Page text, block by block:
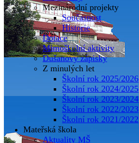
Mezinárodní projekty
Současnost
Historie
Dotace
Mimoškolní aktivity
Dušanovy zápisky
Z minulých let
Školní rok 2025/2026
Školní rok 2024/2025
Školní rok 2023/2024
Školní rok 2022/2023
Školní rok 2021/2022
Mateřská škola
Aktuality MŠ